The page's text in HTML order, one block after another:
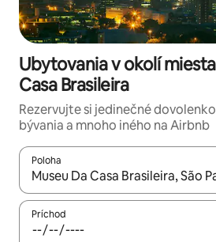
Ubytovania v okolí
Casa Brasileira
Rezervujte si jedinečné
bývania a mnoho iného na Airbnb
Poloha
Keď budú výsledky k dispozícii,
Príchod